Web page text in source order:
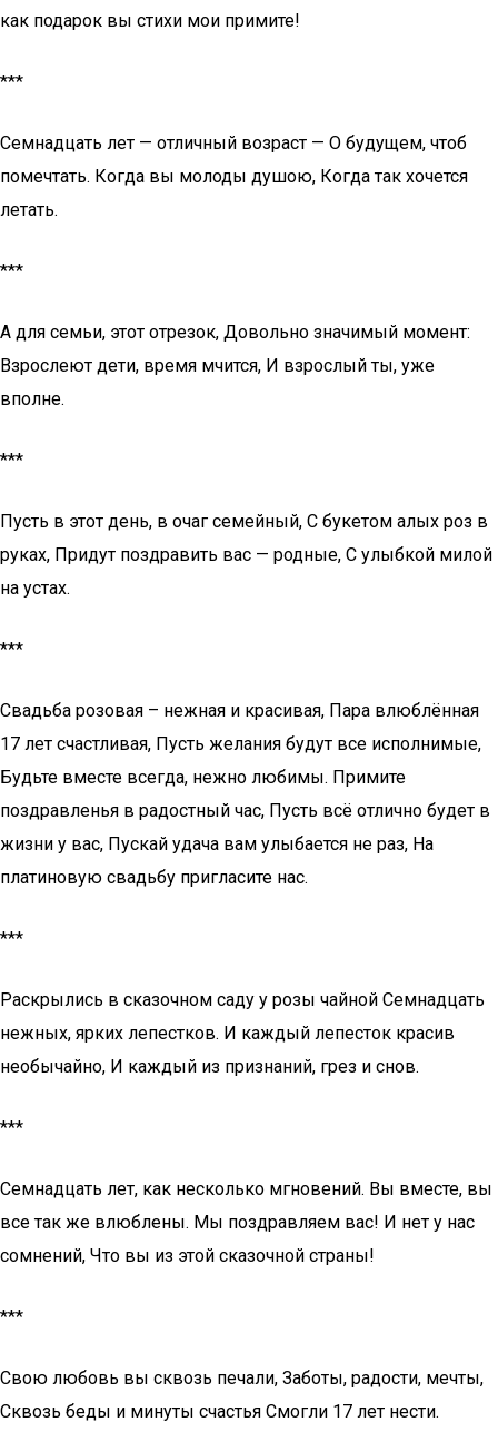
как подарок вы стихи мои примите!
***
Семнадцать лет — отличный возраст — О будущем, чтоб
помечтать. Когда вы молоды душою, Когда так хочется
летать.
***
А для семьи, этот отрезок, Довольно значимый момент:
Взрослеют дети, время мчится, И взрослый ты, уже
вполне.
***
Пусть в этот день, в очаг семейный, С букетом алых роз в
руках, Придут поздравить вас — родные, С улыбкой милой
на устах.
***
Свадьба розовая – нежная и красивая, Пара влюблённая
17 лет счастливая, Пусть желания будут все исполнимые,
Будьте вместе всегда, нежно любимы. Примите
поздравленья в радостный час, Пусть всё отлично будет в
жизни у вас, Пускай удача вам улыбается не раз, На
платиновую свадьбу пригласите нас.
***
Раскрылись в сказочном саду у розы чайной Семнадцать
нежных, ярких лепестков. И каждый лепесток красив
необычайно, И каждый из признаний, грез и снов.
***
Семнадцать лет, как несколько мгновений. Вы вместе, вы
все так же влюблены. Мы поздравляем вас! И нет у нас
сомнений, Что вы из этой сказочной страны!
***
Свою любовь вы сквозь печали, Заботы, радости, мечты,
Сквозь беды и минуты счастья Смогли 17 лет нести.